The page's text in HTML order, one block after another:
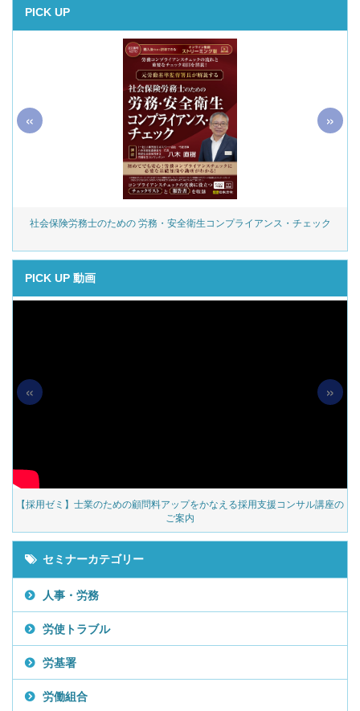
PICK UP
社会保険労務士のための 労務・安全衛生コンプライアンス・チェック
« »
PICK UP 動画
【採用ゼミ】士業のための顧問料アップをかなえる採用支援コンサル講座の
ご案内
« »
セミナーカテゴリー
人事・労務
労使トラブル
労基署
労働組合